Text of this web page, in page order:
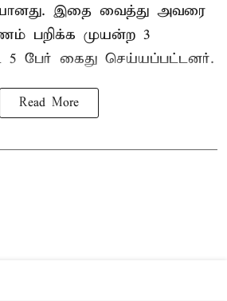
இதை வைத்து அவரை
பறிக்க முயன்ற 3
பேர் கைது செய்யப்பட்டனர்.
Read More